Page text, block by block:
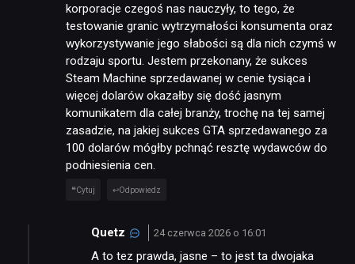
korporacje czegoś nas nauczyły, to tego, że
testowanie granic wytrzymałości konsumenta oraz
wykorzystywanie jego słabości są dla nich czymś w
rodzaju sportu. Jestem przekonany, że sukces
Steam Machine sprzedawanej w cenie tysiąca i
więcej dolarów okazałby się dość jasnym
komunikatem dla całej branży, trochę na tej samej
zasadzie, na jakiej sukces GTA sprzedawanego za
100 dolarów mógłby pchnąć resztę wydawców do
podniesienia cen.
Cytuj Odpowiedz
Quetz 24 czerwca 2026 o 16:01
A to tez prawda, jasne – to jest ta dwojaka